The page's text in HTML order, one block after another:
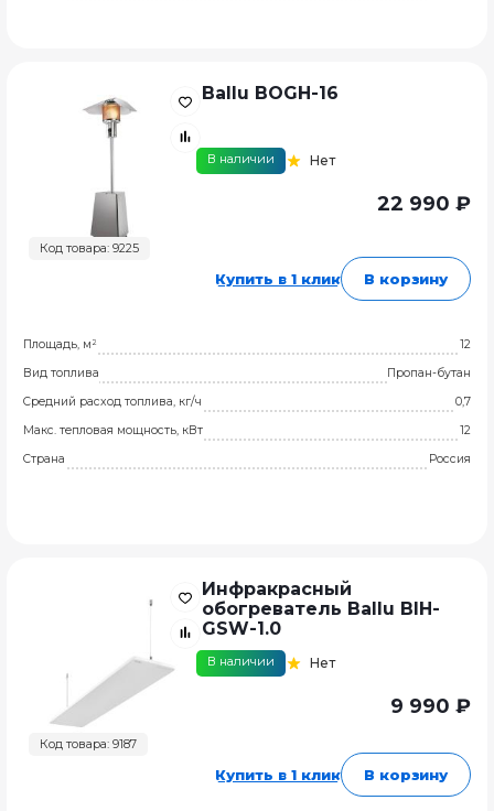
Код товара: 9225
Ballu BOGH-16
В наличии Нет
22 990 ₽
Купить в 1 клик В корзину
Площадь, м²
12
Вид топлива
Пропан-бутан
Средний расход топлива, кг/ч
0,7
Макс. тепловая мощность, кВт
12
Страна
Россия
Код товара: 9187
Инфракрасный
обогреватель Ballu BIH-
GSW-1.0
В наличии Нет
9 990 ₽
Купить в 1 клик В корзину